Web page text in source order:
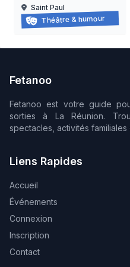
Balade-spectacle à saint-
21/03/2026 au
Saint Paul
Théâtre & humour
Fetanoo
Fetanoo est votre guide
sorties à La Réunion.
spectacles, activités familiales
Liens Rapides
Accueil
Événements
Connexion
Inscription
Contact